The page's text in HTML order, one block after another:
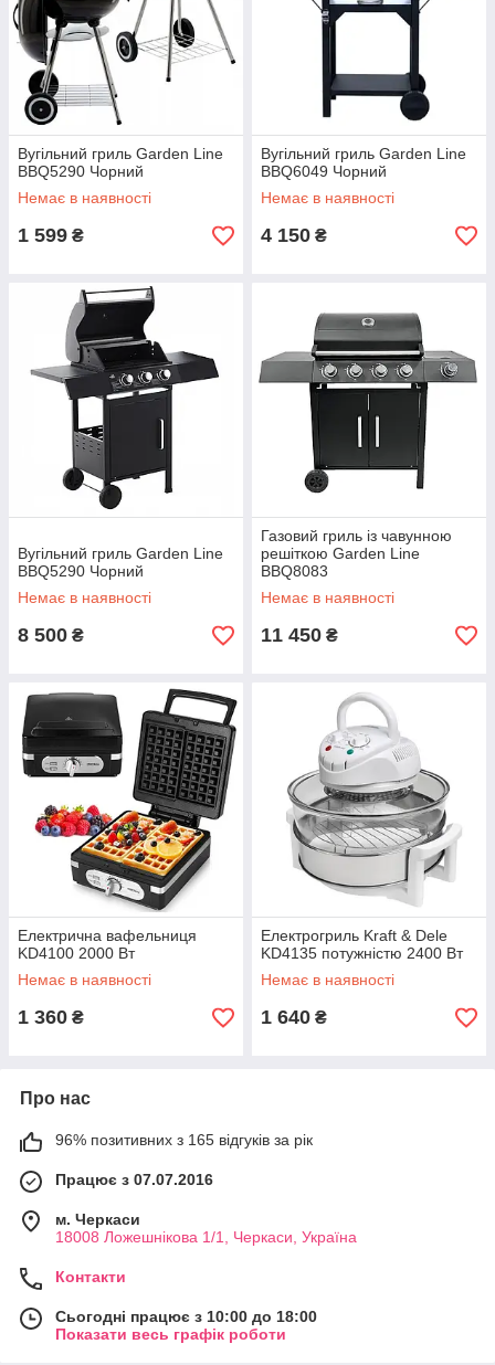
Вугільний гриль Garden Line
BBQ5290 Чорний
Немає в наявності
1 599 ₴
Вугільний гриль Garden Line
BBQ6049 Чорний
Немає в наявності
4 150 ₴
Вугільний гриль Garden Line
BBQ5290 Чорний
Немає в наявності
8 500 ₴
Газовий гриль із чавунною
решіткою Garden Line
BBQ8083
Немає в наявності
11 450 ₴
Електрична вафельниця
KD4100 2000 Вт
Немає в наявності
1 360 ₴
Електрогриль Kraft & Dele
KD4135 потужністю 2400 Вт
Немає в наявності
1 640 ₴
Про нас
96% позитивних з 165 відгуків за рік
Працює з 07.07.2016
м. Черкаси
18008 Ложешнікова 1/1, Черкаси, Україна
Контакти
Сьогодні працює з 10:00 до 18:00
Показати весь графік роботи